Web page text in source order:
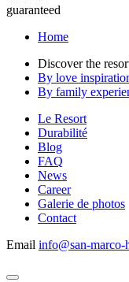
guaranteed
Home
Discover the
By love
By family
Le Resort
Durabilité
Blog
FAQ
News
Career
Galerie de photos
Contact
Email info@san-marco-